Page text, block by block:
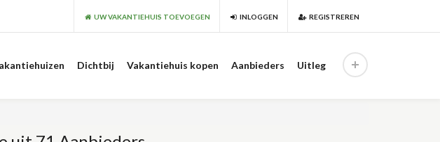
UW VAKANTIEHUIS TOEVOEGEN INLOGGEN REGISTREREN
Dichtbij Vakantiehuis kopen Aanbieders Uitleg